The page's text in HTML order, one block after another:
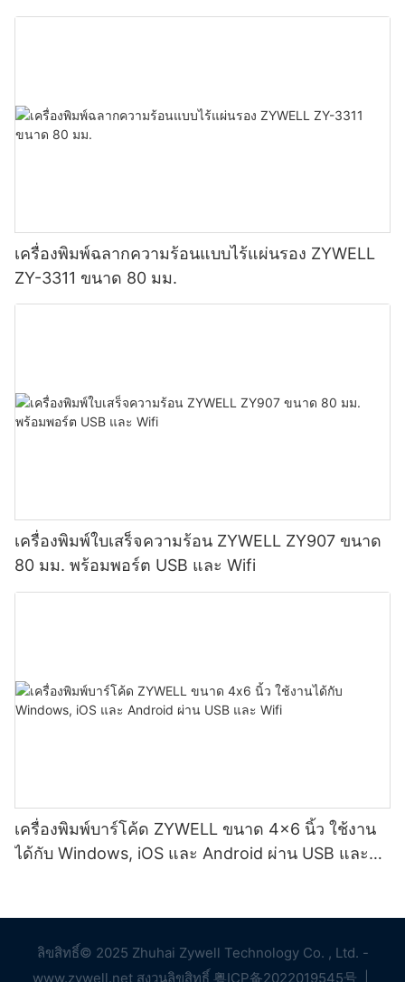
(เลือกได้) สีดำ
เครื่องพิมพ์ฉลากความร้อนแบบไร้แผ่นรอง ZYWELL
ZY-3311 ขนาด 80 มม.
เครื่องพิมพ์ใบเสร็จความร้อน ZYWELL ZY907 ขนาด
80 มม. พร้อมพอร์ต USB และ Wifi
เครื่องพิมพ์บาร์โค้ด ZYWELL ขนาด 4x6 นิ้ว ใช้งาน
ได้กับ Windows, iOS และ Android ผ่าน USB และ
ลิขสิทธิ์© 2025 Zhuhai Zywell Technology Co. , Ltd. -
www.zywell.net สงวนลิขสิทธิ์ 粤ICP备2022019545号